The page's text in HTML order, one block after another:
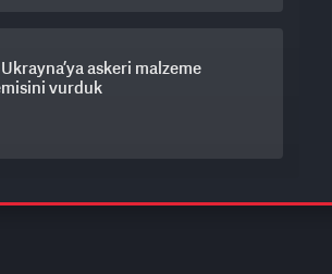
askeri malzeme
vurduk